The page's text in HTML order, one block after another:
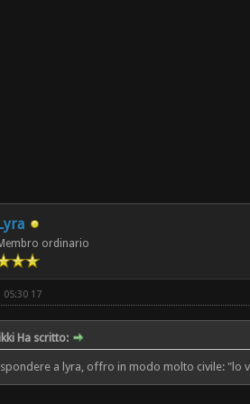
ordinario
05:30 17
Ha scritto:
a lyra, offro in modo molto civile: "lo